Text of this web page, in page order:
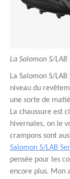
La Salomon S/LAB
La Salomon S/
niveau du
une sorte de
La chaussure est
hivernales, on le
crampons sont
Salomon S/LAB
pensée pour les
encore plus. Mon